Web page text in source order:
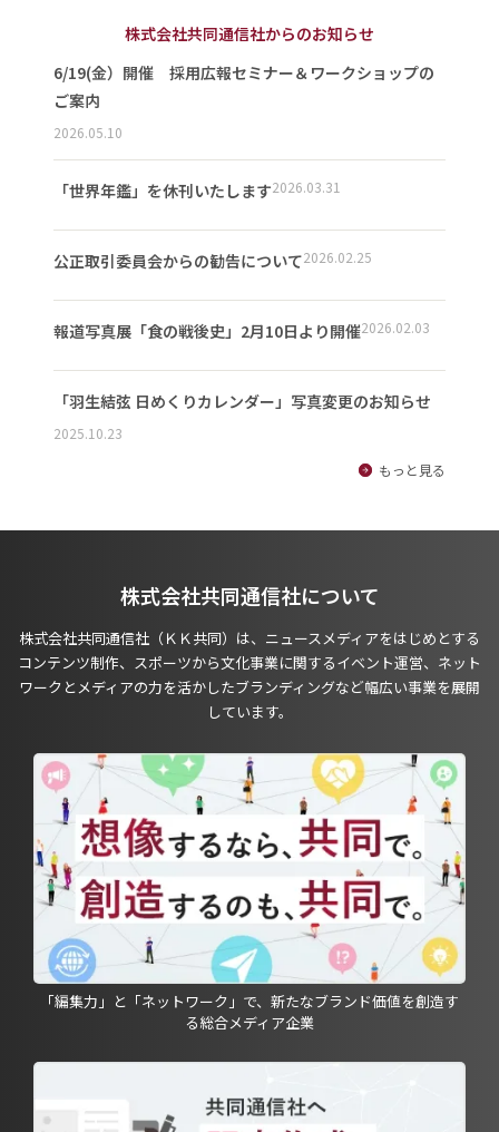
株式会社共同通信社からのお知らせ
6/19(金）開催 採用広報セミナー＆ワークショップの
ご案内
2026.05.10
「世界年鑑」を休刊いたします2026.03.31
公正取引委員会からの勧告について2026.02.25
報道写真展「食の戦後史」2月10日より開催2026.02.03
「羽生結弦 日めくりカレンダー」写真変更のお知らせ
2025.10.23
もっと見る
株式会社共同通信社について
株式会社共同通信社（ＫＫ共同）は、ニュースメディアをはじめとする
コンテンツ制作、スポーツから文化事業に関するイベント運営、ネット
ワークとメディアの力を活かしたブランディングなど幅広い事業を展開
しています。
「編集力」と「ネットワーク」で、新たなブランド価値を創造す
る総合メディア企業